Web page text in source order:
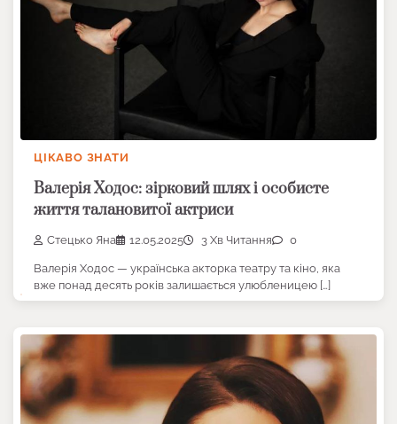
ЦІКАВО ЗНАТИ
Валерія Ходос: зірковий шлях і особисте
життя талановитої актриси
Стецько Яна 12.05.2025 3 Хв Читання 0
Валерія Ходос — українська акторка театру та кіно, яка
вже понад десять років залишається улюбленицею […]